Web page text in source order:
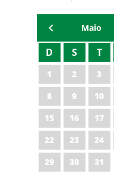
Maio
D S T
1 2 3
8
9 10
15
16 17
22
23 24
29
30 31